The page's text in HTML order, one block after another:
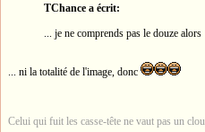
TChance a écrit:
... je ne comprends pas le douze alors
... ni la totalité de l'image, donc
Celui qui fuit les casse-tête ne vaut pas un clou.